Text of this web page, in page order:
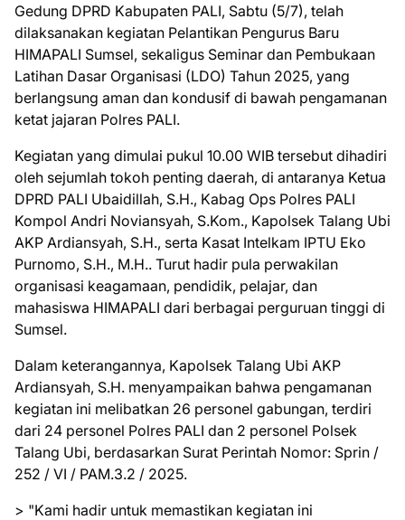
Gedung DPRD Kabupaten PALI, Sabtu (5/7), telah
dilaksanakan kegiatan Pelantikan Pengurus Baru
HIMAPALI Sumsel, sekaligus Seminar dan Pembukaan
Latihan Dasar Organisasi (LDO) Tahun 2025, yang
berlangsung aman dan kondusif di bawah pengamanan
ketat jajaran Polres PALI.
Kegiatan yang dimulai pukul 10.00 WIB tersebut dihadiri
oleh sejumlah tokoh penting daerah, di antaranya Ketua
DPRD PALI Ubaidillah, S.H., Kabag Ops Polres PALI
Kompol Andri Noviansyah, S.Kom., Kapolsek Talang Ubi
AKP Ardiansyah, S.H., serta Kasat Intelkam IPTU Eko
Purnomo, S.H., M.H.. Turut hadir pula perwakilan
organisasi keagamaan, pendidik, pelajar, dan
mahasiswa HIMAPALI dari berbagai perguruan tinggi di
Sumsel.
Dalam keterangannya, Kapolsek Talang Ubi AKP
Ardiansyah, S.H. menyampaikan bahwa pengamanan
kegiatan ini melibatkan 26 personel gabungan, terdiri
dari 24 personel Polres PALI dan 2 personel Polsek
Talang Ubi, berdasarkan Surat Perintah Nomor: Sprin /
252 / VI / PAM.3.2 / 2025.
> "Kami hadir untuk memastikan kegiatan ini